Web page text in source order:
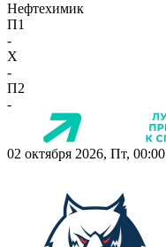
Нефтехимик
П1
-
X
-
П2
-
02 октября 2026, Пт, 00:00